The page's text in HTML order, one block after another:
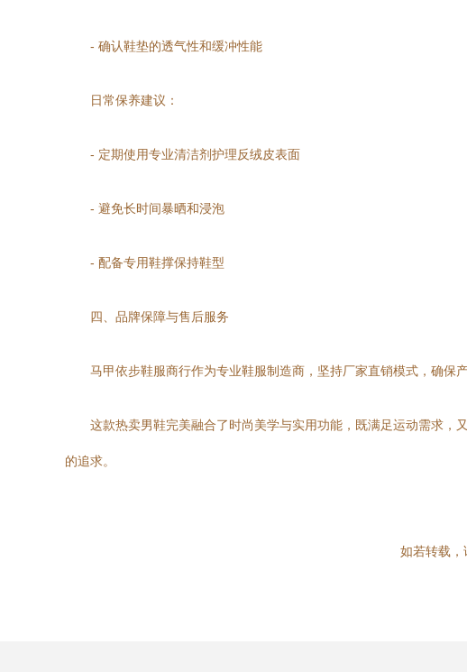
- 确认鞋垫的透气性和缓冲性能
日常保养建议：
- 定期使用专业清洁剂护理反绒皮表面
- 避免长时间暴晒和浸泡
- 配备专用鞋撑保持鞋型
四、品牌保障与售后服务
马甲依步鞋服商行作为专业鞋服制造商，坚持厂家直销模式，确保
这款热卖男鞋完美融合了时尚美学与实用功能，既满足运动需求
的追求。
如若转载